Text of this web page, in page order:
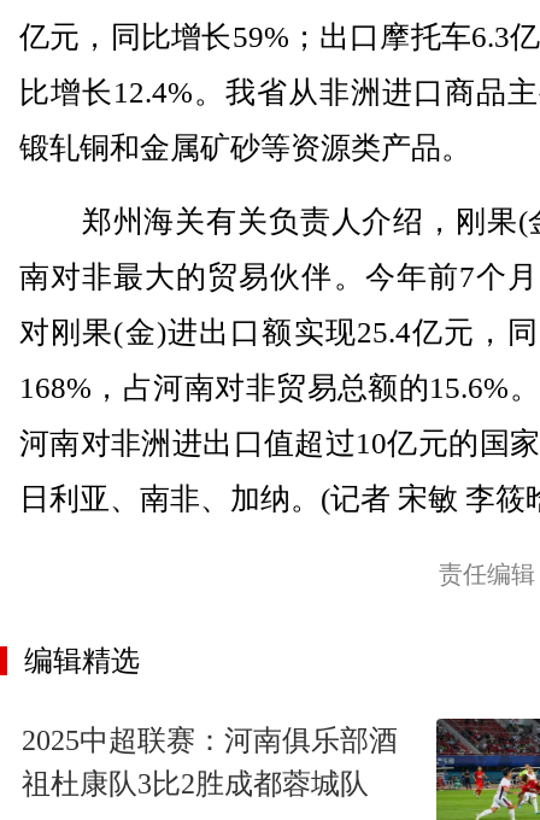
亿元，同比增长59%；出口摩托车6.3
比增长12.4%。我省从非洲进口商品
锻轧铜和金属矿砂等资源类产品。
郑州海关有关负责人介绍，刚果(
南对非最大的贸易伙伴。今年前7个
对刚果(金)进出口额实现25.4亿元，
168%，占河南对非贸易总额的15.6%
河南对非洲进出口值超过10亿元的国
日利亚、南非、加纳。(记者 宋敏 李筱
责任编
编辑精选
2025中超联赛：河南俱乐部酒
祖杜康队3比2胜成都蓉城队